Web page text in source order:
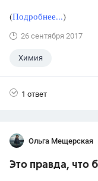
(Подробнее...)
26 сентября 2017
Химия
1 ответ
Ольга Мещерская
Это правда, что